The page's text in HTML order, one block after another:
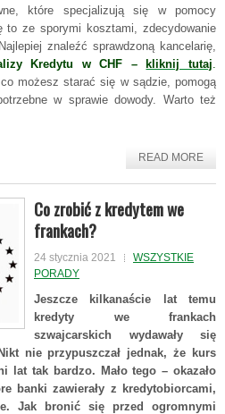
które specjalizują się w pomocy
to ze sporymi kosztami, zdecydowanie
znaleźć sprawdzoną kancelarię,
Kredytu w CHF – kliknij tutaj.
możesz starać się w sądzie, pomogą
w sprawie dowody. Warto też
READ MORE
Co zrobić z kredytem we
frankach?
24 stycznia 2021
WSZYSTKIE
PORADY
Jeszcze kilkanaście lat temu
kredyty we frankach
szwajcarskich wydawały się
nie przypuszczał jednak, że kurs
lat tak bardzo. Mało tego – okazało
banki zawierały z kredytobiorcami,
Jak bronić się przed ogromnymi